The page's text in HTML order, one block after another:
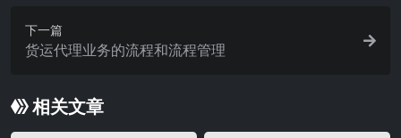
下一篇
货运代理业务的流程和流程管理
相关文章